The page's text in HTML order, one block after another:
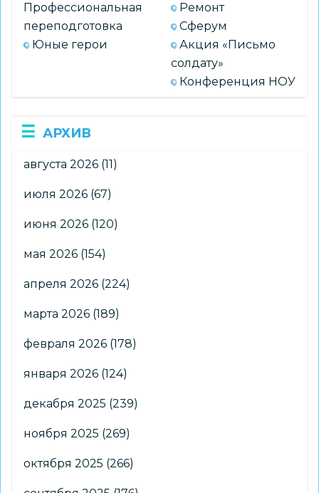
Профессиональная
переподготовка
Юные герои
Ремонт
Сферум
Акция «Письмо
солдату»
Конференция НОУ
АРХИВ
августа 2026 (11)
июля 2026 (67)
июня 2026 (120)
мая 2026 (154)
апреля 2026 (224)
марта 2026 (189)
февраля 2026 (178)
января 2026 (124)
декабря 2025 (239)
ноября 2025 (269)
октября 2025 (266)